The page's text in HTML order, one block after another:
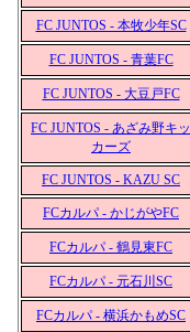
FC JUNTOS - 本牧少年SC
FC JUNTOS - 青葉FC
FC JUNTOS - 大豆戸FC
FC JUNTOS - あざみ野キッ
カーズ
FC JUNTOS - KAZU SC
FCカルパ - かじがやFC
FCカルパ - 鶴見東FC
FCカルパ - 元石川SC
FCカルパ - 横浜かもめSC